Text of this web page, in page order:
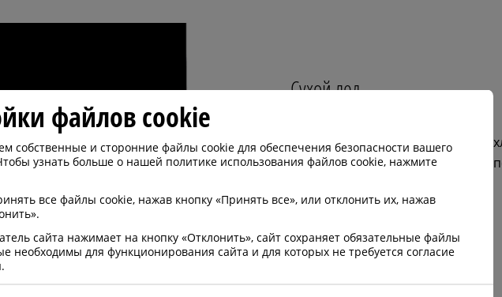
Сухой лед
Сухой лед является идеальным
агентом, который может быть
файлов cookie
собственные и сторонние файлы cookie для обеспечения безопасности вашего
узнать больше о нашей политике использования файлов cookie, нажмите
все файлы cookie, нажав кнопку «Принять все», или отклонить их, нажав
сайта нажимает на кнопку «Отклонить», сайт сохраняет обязательные файлы
необходимы для функционирования сайта и для которых не требуется согласие